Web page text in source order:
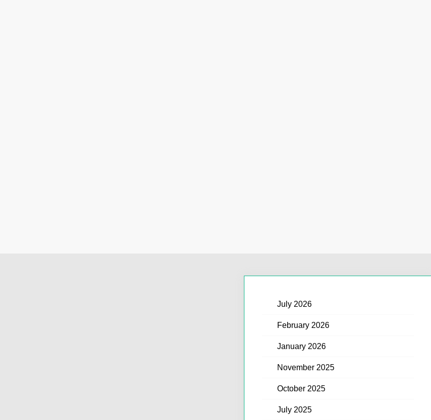
July 2026
February 2026
January 2026
November 2025
October 2025
July 2025